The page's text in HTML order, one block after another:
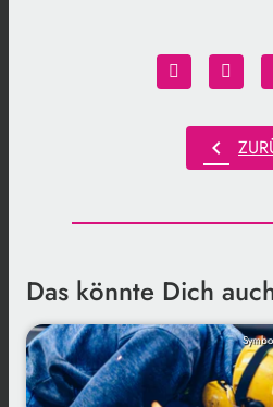
chevron_left
Das könnte Dich